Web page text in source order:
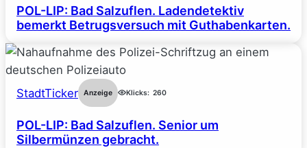
POL-LIP: Bad Salzuflen. Ladendetektiv
bemerkt Betrugsversuch mit Guthabenkarten.
StadtTicker Anzeige Klicks: 260
POL-LIP: Bad Salzuflen. Senior um
Silbermünzen gebracht.